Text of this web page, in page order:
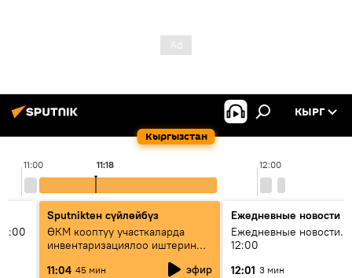
Кыргызстан
КЫРГ
11:00 12:00
11:18
Sputnikteн сүйлөйбүз
ӨКМ кооптуу участкаларда
инвентаризациялоо иштерин
жүргүзүүдө — иш кайсы этапта?
11:04 45 мин эфир
Ежедневные новости
Ежедневные новости.
12:00
12:01 3 мин